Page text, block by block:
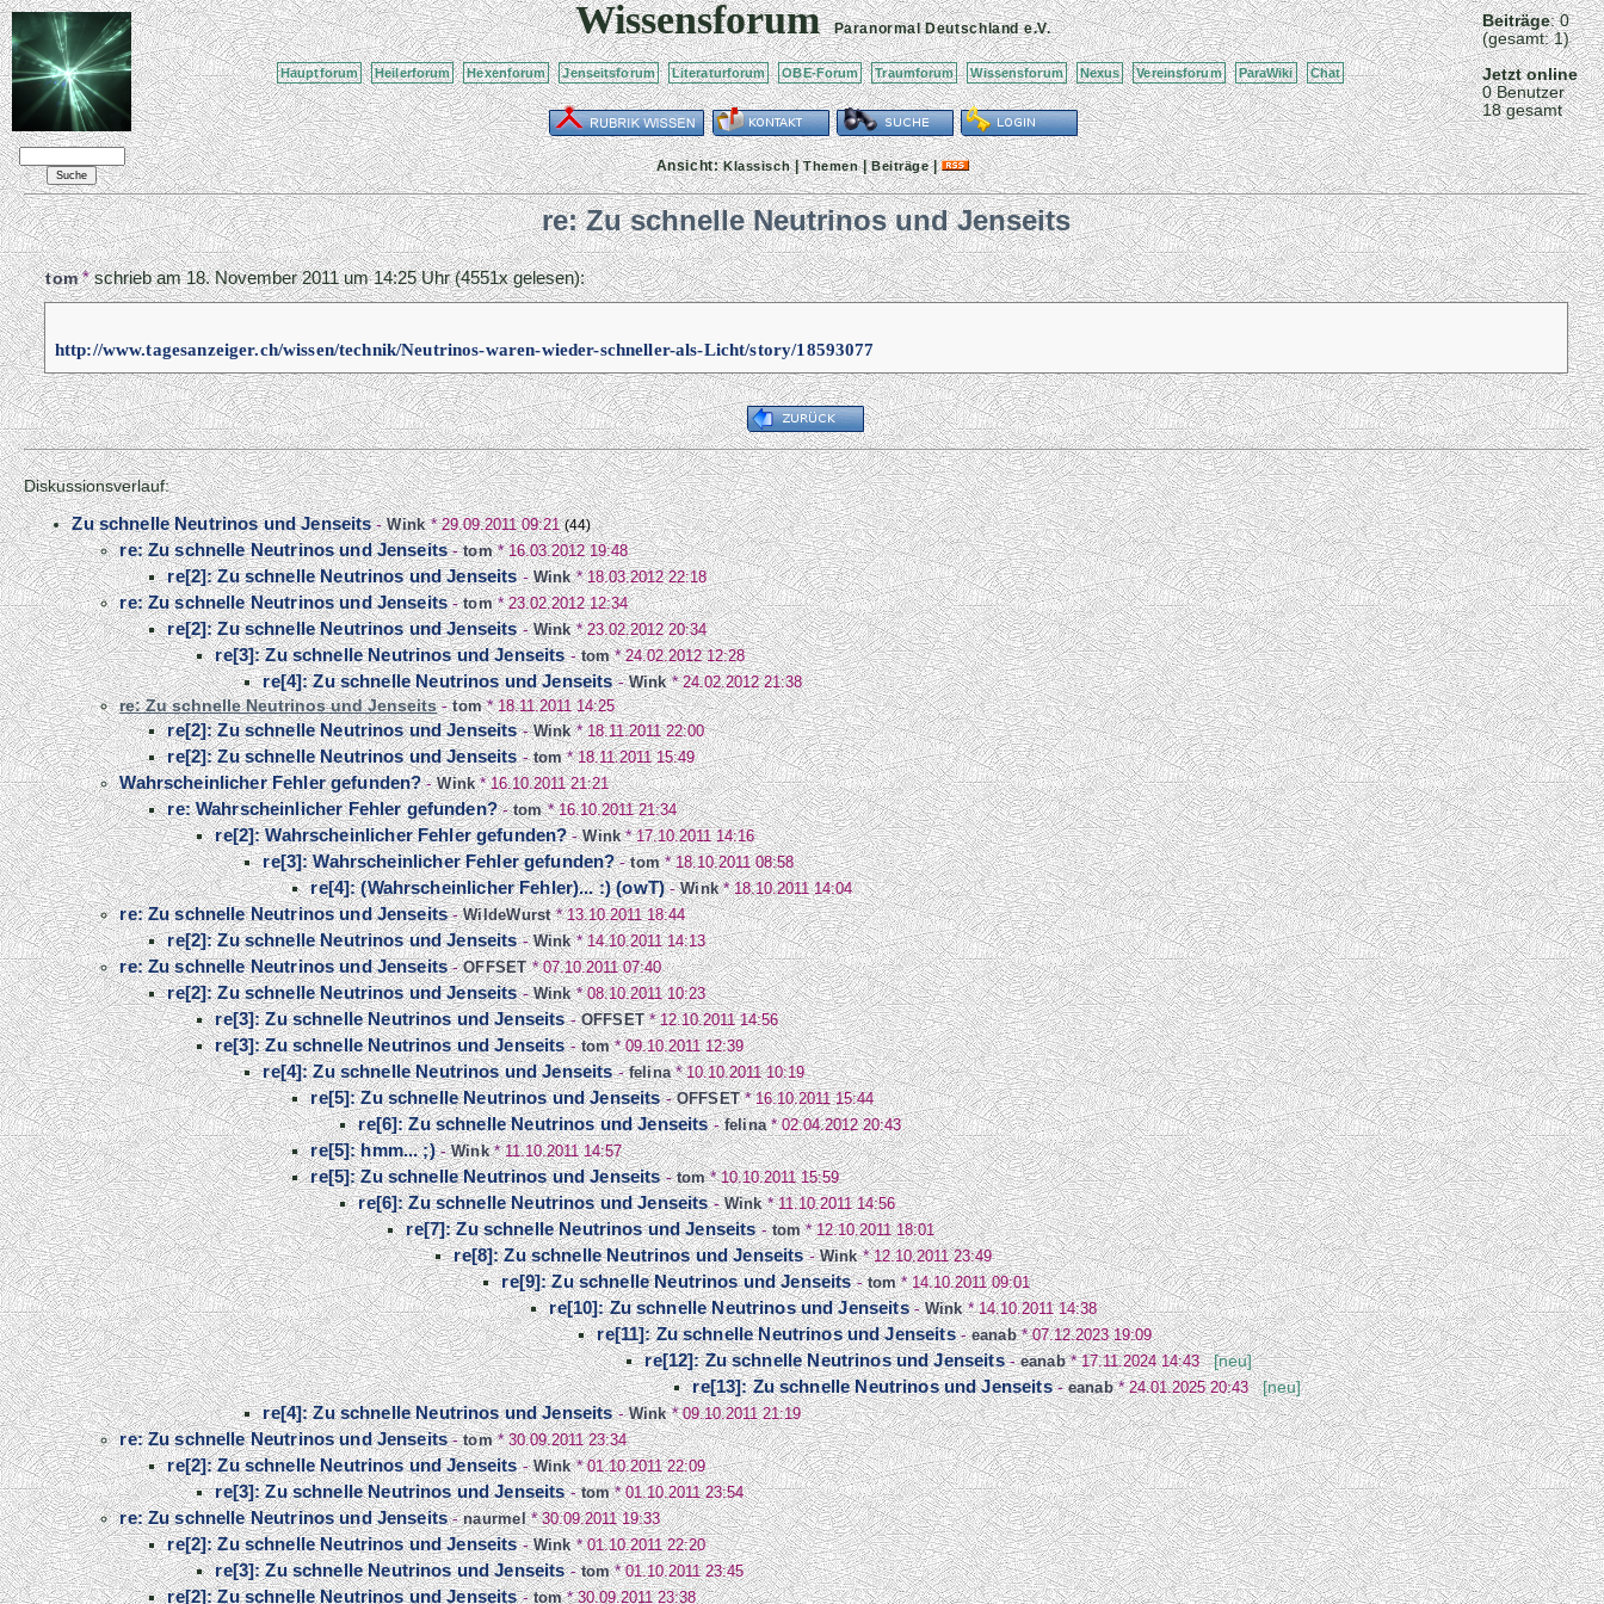
Beiträge: 0
(gesamt: 1)
Jetzt online
0 Benutzer
18 gesamt
Wissensforum Paranormal Deutschland e.V.
Hauptforum Heilerforum Hexenforum Jenseitsforum Literaturforum OBE-Forum Traumforum Wissensforum Nexus Vereinsforum ParaWiki Chat
Ansicht:Klassisch|Themen|Beiträge|
re: Zu schnelle Neutrinos und Jenseits
tom*schrieb am18. November 2011 um 14:25 Uhr(4551x gelesen):
http://www.tagesanzeiger.ch/wissen/technik/Neutrinos-waren-wieder-schneller-als-Licht/story/18593077
Diskussionsverlauf:
Zu schnelle Neutrinos und Jenseits-Wink*29.09.2011 09:21 (44)
re: Zu schnelle Neutrinos und Jenseits-tom*16.03.2012 19:48
re[2]: Zu schnelle Neutrinos und Jenseits-Wink*18.03.2012 22:18
re: Zu schnelle Neutrinos und Jenseits-tom*23.02.2012 12:34
re[2]: Zu schnelle Neutrinos und Jenseits-Wink*23.02.2012 20:34
re[3]: Zu schnelle Neutrinos und Jenseits-tom*24.02.2012 12:28
re[4]: Zu schnelle Neutrinos und Jenseits-Wink*24.02.2012 21:38
re: Zu schnelle Neutrinos und Jenseits-tom*18.11.2011 14:25
re[2]: Zu schnelle Neutrinos und Jenseits-Wink*18.11.2011 22:00
re[2]: Zu schnelle Neutrinos und Jenseits-tom*18.11.2011 15:49
Wahrscheinlicher Fehler gefunden?-Wink*16.10.2011 21:21
re: Wahrscheinlicher Fehler gefunden?-tom*16.10.2011 21:34
re[2]: Wahrscheinlicher Fehler gefunden?-Wink*17.10.2011 14:16
re[3]: Wahrscheinlicher Fehler gefunden?-tom*18.10.2011 08:58
re[4]: (Wahrscheinlicher Fehler)... :) (owT)-Wink*18.10.2011 14:04
re: Zu schnelle Neutrinos und Jenseits-WildeWurst*13.10.2011 18:44
re[2]: Zu schnelle Neutrinos und Jenseits-Wink*14.10.2011 14:13
re: Zu schnelle Neutrinos und Jenseits-OFFSET*07.10.2011 07:40
re[2]: Zu schnelle Neutrinos und Jenseits-Wink*08.10.2011 10:23
re[3]: Zu schnelle Neutrinos und Jenseits-OFFSET*12.10.2011 14:56
re[3]: Zu schnelle Neutrinos und Jenseits-tom*09.10.2011 12:39
re[4]: Zu schnelle Neutrinos und Jenseits-felina*10.10.2011 10:19
re[5]: Zu schnelle Neutrinos und Jenseits-OFFSET*16.10.2011 15:44
re[6]: Zu schnelle Neutrinos und Jenseits-felina*02.04.2012 20:43
re[5]: hmm... ;)-Wink*11.10.2011 14:57
re[5]: Zu schnelle Neutrinos und Jenseits-tom*10.10.2011 15:59
re[6]: Zu schnelle Neutrinos und Jenseits-Wink*11.10.2011 14:56
re[7]: Zu schnelle Neutrinos und Jenseits-tom*12.10.2011 18:01
re[8]: Zu schnelle Neutrinos und Jenseits-Wink*12.10.2011 23:49
re[9]: Zu schnelle Neutrinos und Jenseits-tom*14.10.2011 09:01
re[10]: Zu schnelle Neutrinos und Jenseits-Wink*14.10.2011 14:38
re[11]: Zu schnelle Neutrinos und Jenseits-eanab*07.12.2023 19:09
re[12]: Zu schnelle Neutrinos und Jenseits-eanab*17.11.2024 14:43 [neu]
re[13]: Zu schnelle Neutrinos und Jenseits-eanab*24.01.2025 20:43 [neu]
re[4]: Zu schnelle Neutrinos und Jenseits-Wink*09.10.2011 21:19
re: Zu schnelle Neutrinos und Jenseits-tom*30.09.2011 23:34
re[2]: Zu schnelle Neutrinos und Jenseits-Wink*01.10.2011 22:09
re[3]: Zu schnelle Neutrinos und Jenseits-tom*01.10.2011 23:54
re: Zu schnelle Neutrinos und Jenseits-naurmel*30.09.2011 19:33
re[2]: Zu schnelle Neutrinos und Jenseits-Wink*01.10.2011 22:20
re[3]: Zu schnelle Neutrinos und Jenseits-tom*01.10.2011 23:45
re[2]: Zu schnelle Neutrinos und Jenseits-tom*30.09.2011 23:38